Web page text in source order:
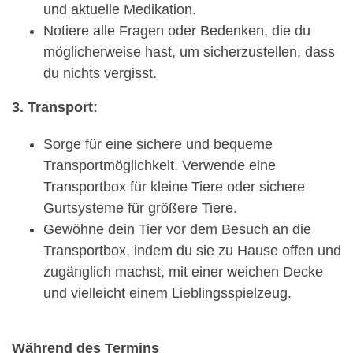
und aktuelle Medikation.
Notiere alle Fragen oder Bedenken, die du
möglicherweise hast, um sicherzustellen, dass
du nichts vergisst.
3. Transport:
Sorge für eine sichere und bequeme
Transportmöglichkeit. Verwende eine
Transportbox für kleine Tiere oder sichere
Gurtsysteme für größere Tiere.
Gewöhne dein Tier vor dem Besuch an die
Transportbox, indem du sie zu Hause offen und
zugänglich machst, mit einer weichen Decke
und vielleicht einem Lieblingsspielzeug.
Während des Termins